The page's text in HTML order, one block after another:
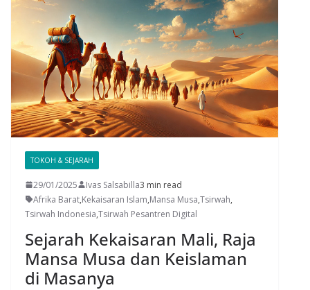
TOKOH & SEJARAH
29/01/2025 Ivas Salsabilla3 min read
Afrika Barat,Kekaisaran Islam,Mansa Musa,Tsirwah,
Tsirwah Indonesia,Tsirwah Pesantren Digital
Sejarah Kekaisaran Mali, Raja
Mansa Musa dan Keislaman
di Masanya